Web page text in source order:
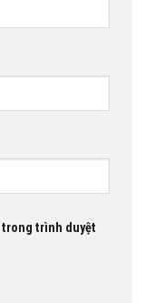
trong trình duyệt